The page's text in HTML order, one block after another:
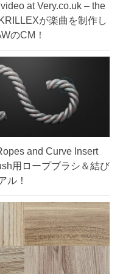
at Very.co.uk – the
が楽曲を制作し
のCM！
and Curve Insert
用ロープブラシ＆結び
ル！